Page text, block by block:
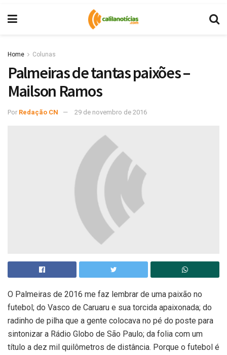
Home Colunas
Palmeiras de tantas paixões –
Mailson Ramos
Por Redação CN 29 de novembro de 2016
O Palmeiras de 2016 me faz lembrar de uma paixão no
futebol; do Vasco de Caruaru e sua torcida apaixonada; do
radinho de pilha que a gente colocava no pé do poste para
sintonizar a Rádio Globo de São Paulo; da folia com um
título a dez mil quilômetros de distância. Porque o futebol é